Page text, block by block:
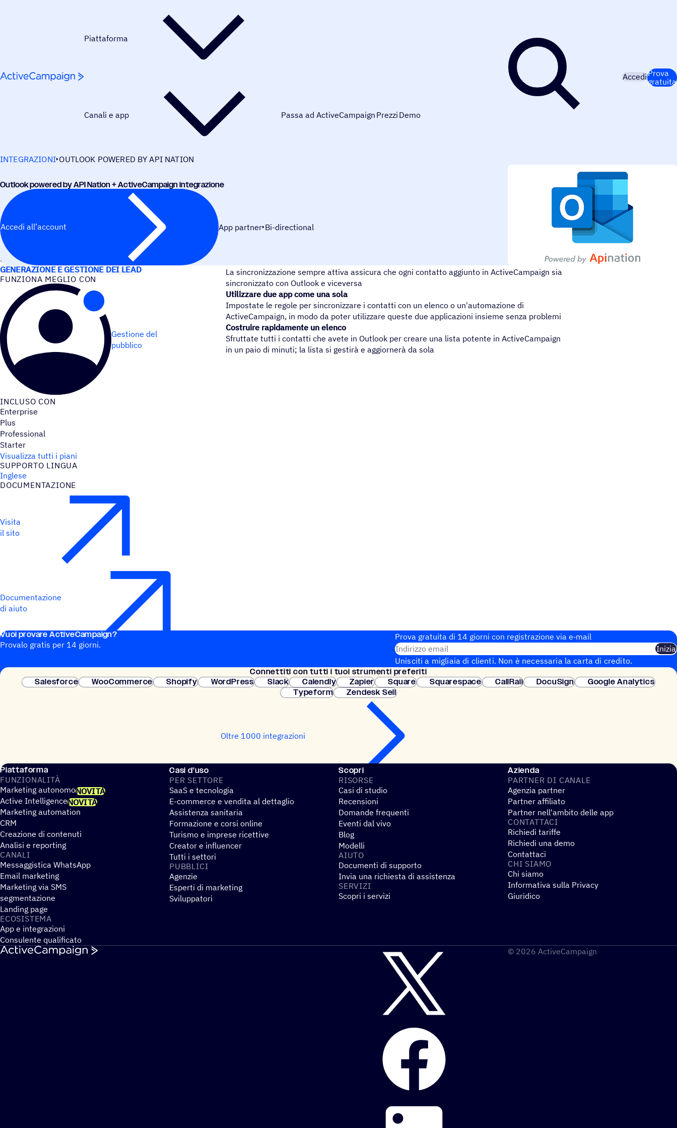
Piattaforma
Canali e app Passa ad ActiveCampaign Prezzi Demo
AccediProva
gratuita
INTEGRAZIONI OUTLOOK POWERED BY API NATION
Outlook powered by API Nation + ActiveCampaign integrazione
Accedi all’account App partner Bi-directional
CASI D’USO
GENERAZIONE E GESTIONE DEI LEAD
FUNZIONA MEGLIO CON
Gestione del
pubblico
INCLUSO CON
Enterprise
Plus
Professional
Starter
Visualizza tutti i piani
SUPPORTO LINGUA
Inglese
DOCU­MEN­TA­ZIONE
Visita
il sito
Documentazione
di aiuto
La sincronizzazione sempre attiva assicura che ogni contatto aggiunto in ActiveCampaign sia
sincronizzato con Outlook e viceversa
Utilizzare due app come una sola
Impostate le regole per sincronizzare i contatti con un elenco o un'automazione di
ActiveCampaign, in modo da poter utilizzare queste due applicazioni insieme senza problemi
Costruire rapidamente un elenco
Sfruttate tutti i contatti che avete in Outlook per creare una lista potente in ActiveCampaign
in un paio di minuti; la lista si gestirà e aggiornerà da sola
Vuoi provare ActiveCampaign?
Provalo gratis per 14 giorni.
Prova gratuita di 14 giorni con regi­stra­zione via e‑mail
Indirizzo email
Inizia
Unisciti a migliaia di clienti. Non è necessaria la carta di credito.
Configurazione istantanea.
Connet­titi con tutti i tuoi strumenti preferiti
Salesforce
WooCommerce Shopify WordPress Slack Calendly Zapier Square Squarespace CallRail DocuSign
Google Analytics
Typeform
Zendesk Sell
Oltre 1000 integrazioni
Piattaforma
FUNZIO­NA­LITÀ
Marketing autonomoNOVITÀ
Active IntelligenceNOVITÀ
Marketing automation
CRM
Creazione di contenuti
Analisi e reporting
CANALI
Messaggistica WhatsApp
Email marketing
Marketing via SMS
segmentazione
Landing page
ECOSI­STEMA
App e integrazioni
Consulente qualificato
Casi d'uso
PER SETTORE
SaaS e tecnologia
E-commerce e vendita al dettaglio
Assistenza sanitaria
Formazione e corsi online
Turismo e imprese ricettive
Creator e influencer
Tutti i settori
PUBBLICI
Agenzie
Esperti di marketing
Sviluppatori
Scopri
RISORSE
Casi di studio
Recensioni
Domande frequenti
Eventi dal vivo
Blog
Modelli
AIUTO
Documenti di supporto
Invia una richiesta di assistenza
SERVIZI
Scopri i servizi
Azienda
PARTNER DI CANALE
Agenzia partner
Partner affiliato
Partner nell'ambito delle app
CONTAT­TACI
Richiedi tariffe
Richiedi una demo
Contattaci
CHI SIAMO
Chi siamo
Informativa sulla Privacy
Giuridico
© 2026 ActiveCampaign